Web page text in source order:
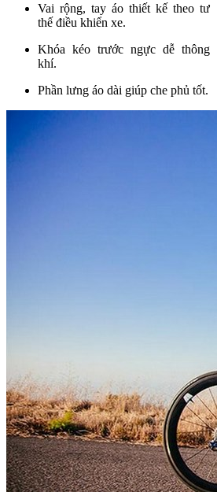
Vai rộng, tay áo thiết kế theo tư
thế điều khiển xe.
Khóa kéo trước ngực dễ thông
khí.
Phần lưng áo dài giúp che phủ tốt.